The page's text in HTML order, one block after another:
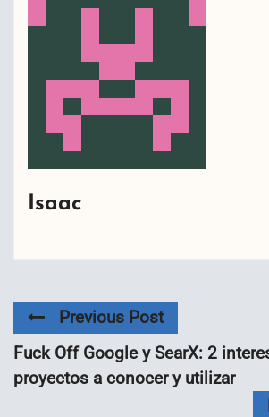
Isaac
Previous Post
Fuck Off Google y SearX: 2
proyectos a conocer y utilizar